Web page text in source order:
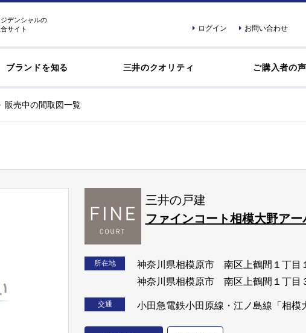
ログイン お問い合わせ
デンシャルの
サイト
ブランドを知る 三井のクオリティ ご購入者の声
販売中の間取図一覧
三井の戸建
ファインコート相模大野ア
所在地
神奈川県相模原市 南区上鶴間１丁目
神奈川県相模原市 南区上鶴間１丁目
交通 小田急電鉄小田原線・江ノ島線「相